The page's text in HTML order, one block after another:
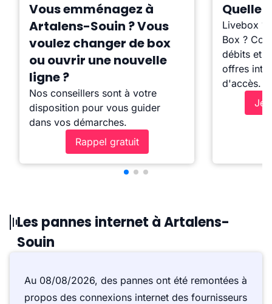
Vous emménagez à
Artalens-Souin ? Vous
voulez changer de box
ou ouvrir une nouvelle
ligne ?
Nos conseillers sont à votre
disposition pour vous guider
dans vos démarches.
Rappel gratuit
Quelle
Livebox ?
Box ?
débits et
offres
d'accès.
Je
Les pannes internet à Artalens-
Souin
Au 08/08/2026, des pannes ont été remontées à
propos des connexions internet des fournisseurs